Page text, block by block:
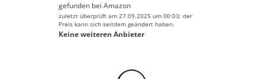
gefunden bei Amazon
zuletzt überprüft am 27.09.2025 um 00:03; der
Preis kann sich seitdem geändert haben.
Keine weiteren Anbieter